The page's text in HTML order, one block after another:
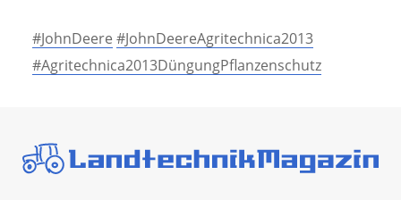
#JohnDeere #JohnDeereAgritechnica2013
#Agritechnica2013DüngungPflanzenschutz